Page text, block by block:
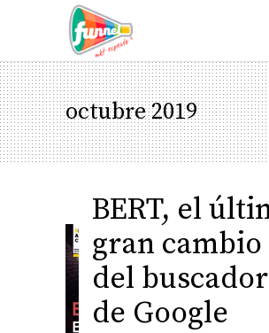
octubre 2019
BERT, el
gran cambio
del buscador
de Google